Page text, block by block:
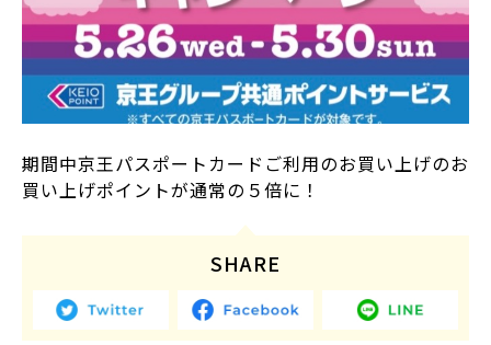
期間中京王パスポートカードご利用のお買い上げのお
買い上げポイントが通常の５倍に！
SHARE